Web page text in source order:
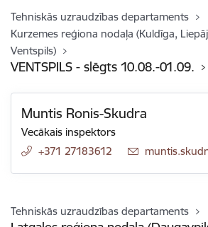
Tehniskās uzraudzības departaments
Kurzemes reģiona nodaļa (Kuldīga,
Ventspils)
VENTSPILS - slēgts 10.08.-01.09.
Muntis Ronis-Skudra
Vecākais inspektors
+371 27183612
E-pasts:
Tehniskās uzraudzības departaments